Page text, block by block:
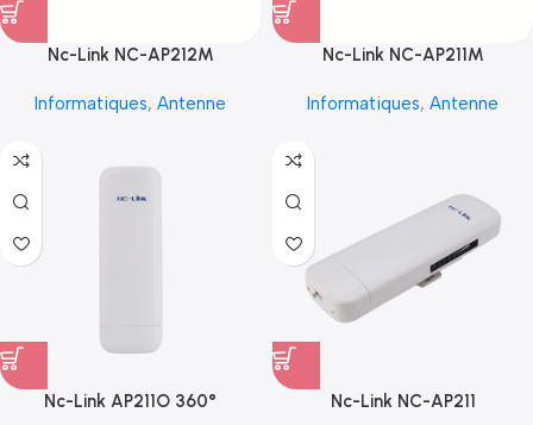
Nc-Link NC-AP212M
Informatiques, Antenne
Nc-Link NC-AP211M
Informatiques, Antenne
Nc-Link AP211O 360° Nc-Link NC-AP211